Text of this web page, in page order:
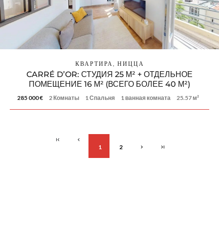
КВАРТИРА, НИЦЦА
CARRÉ D’OR: СТУДИЯ 25 М² + ОТДЕЛЬНОЕ
ПОМЕЩЕНИЕ 16 М² (ВСЕГО БОЛЕЕ 40 М²)
285 000 € 2 Комнаты 1 Спальня 1 ванная комната 25.57 м²
1 2